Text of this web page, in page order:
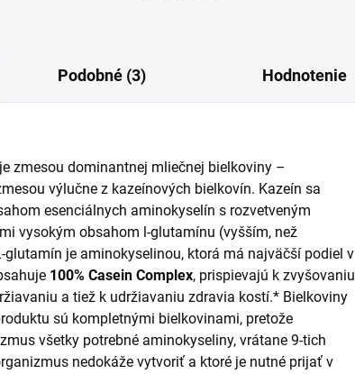
Podobné (3) Hodnotenie
je zmesou dominantnej mliečnej bielkoviny –
výlučne z kazeínových bielkovín. Kazeín sa
esenciálnych aminokyselín s rozvetveným
vysokým obsahom l-glutamínu (vyšším, než
glutamín je aminokyselinou, ktorá má najväčší podiel v
100% Casein Complex, prispievajú k zvyšovaniu
a tiež k udržiavaniu zdravia kostí.* Bielkoviny
sú kompletnými bielkovinami, pretože
všetky potrebné aminokyseliny, vrátane 9-tich
nedokáže vytvoriť a ktoré je nutné prijať v